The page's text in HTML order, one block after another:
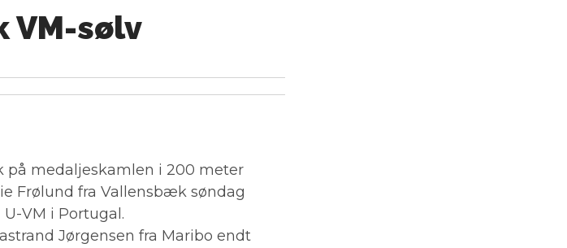
VM-sølv
medaljeskamlen i 200 meter
Frølund fra Vallensbæk søndag
VM i Portugal.
Jørgensen fra Maribo endt